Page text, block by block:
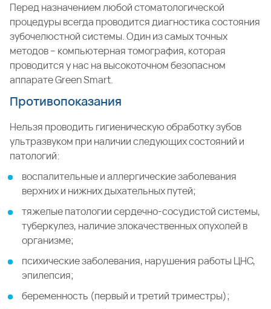
Перед назначением любой стоматологической
процедуры всегда проводится диагностика состояния
зубочелюстной системы. Один из самых точных
методов – компьютерная томография, которая
проводится у нас на высокоточном безопасном
аппарате Green Smart.
Противопоказания
Нельзя проводить гигиеническую обработку зубов
ультразвуком при наличии следующих состояний и
патологий:
воспалительные и аллергические заболевания
верхних и нижних дыхательных путей;
тяжелые патологии сердечно-сосудистой системы,
туберкулез, наличие злокачественных опухолей в
организме;
психические заболевания, нарушения работы ЦНС,
эпилепсия;
беременность (первый и третий триместры);